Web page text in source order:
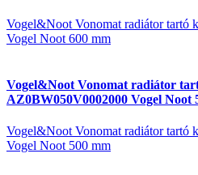
Vogel&Noot Vonomat radiátor
Vogel Noot 600 mm
Vogel&Noot Vonomat radiátor
AZ0BW050V0002000 Vogel Noot
Vogel&Noot Vonomat radiátor
Vogel Noot 500 mm